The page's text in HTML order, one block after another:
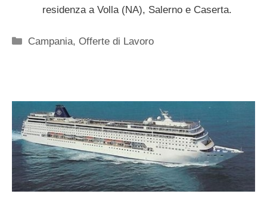
residenza a Volla (NA), Salerno e Caserta.
Categorie
Campania,Offerte di Lavoro